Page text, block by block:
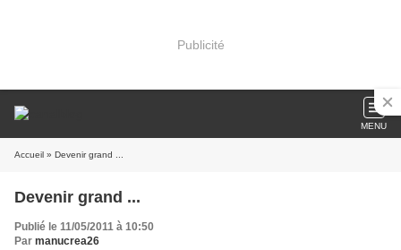
Publicité
MENU
Accueil » Devenir grand ...
Devenir grand ...
Publié le 11/05/2011 à 10:50
Par manucrea26